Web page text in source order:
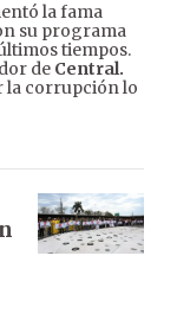
la fama
su programa
tiempos.
de Central.
la corrupción lo